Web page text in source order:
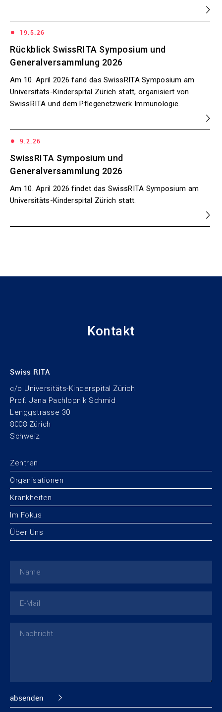
• 19.5.26
Rückblick SwissRITA Symposium und
Generalversammlung 2026
Am 10. April 2026 fand das SwissRITA Symposium am
Universitäts-Kinderspital Zürich statt, organisiert von
SwissRITA und dem Pflegenetzwerk Immunologie.
• 9.2.26
SwissRITA Symposium und
Generalversammlung 2026
Am 10. April 2026 findet das SwissRITA Symposium am
Universitäts-Kinderspital Zürich statt.
Kontakt
Swiss RITA
c/o Universitäts-Kinderspital Zürich
Prof. Jana Pachlopnik Schmid
Lenggstrasse 30
8008 Zürich
Schweiz
Zentren
Organisationen
Krankheiten
Im Fokus
Über Uns